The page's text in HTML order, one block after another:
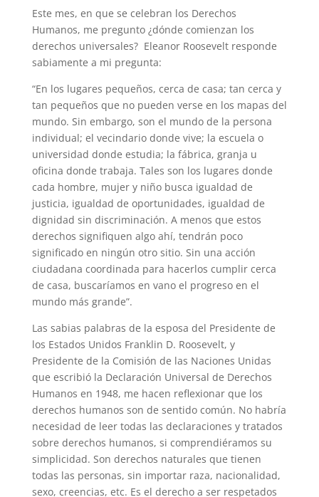
Este mes, en que se celebran los Derechos
Humanos, me pregunto ¿dónde comienzan los
derechos universales? Eleanor Roosevelt responde
sabiamente a mi pregunta:
“En los lugares pequeños, cerca de casa; tan cerca y
tan pequeños que no pueden verse en los mapas del
mundo. Sin embargo, son el mundo de la persona
individual; el vecindario donde vive; la escuela o
universidad donde estudia; la fábrica, granja u
oficina donde trabaja. Tales son los lugares donde
cada hombre, mujer y niño busca igualdad de
justicia, igualdad de oportunidades, igualdad de
dignidad sin discriminación. A menos que estos
derechos signifiquen algo ahí, tendrán poco
significado en ningún otro sitio. Sin una acción
ciudadana coordinada para hacerlos cumplir cerca
de casa, buscaríamos en vano el progreso en el
mundo más grande”.
Las sabias palabras de la esposa del Presidente de
los Estados Unidos Franklin D. Roosevelt, y
Presidente de la Comisión de las Naciones Unidas
que escribió la Declaración Universal de Derechos
Humanos en 1948, me hacen reflexionar que los
derechos humanos son de sentido común. No habría
necesidad de leer todas las declaraciones y tratados
sobre derechos humanos, si comprendiéramos su
simplicidad. Son derechos naturales que tienen
todas las personas, sin importar raza, nacionalidad,
sexo, creencias, etc. Es el derecho a ser respetados